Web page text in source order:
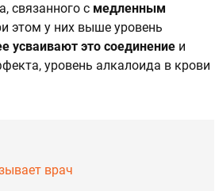
связанного с медленным
этом у них выше уровень
усваивают это соединение и
уровень алкалоида в крови
врач